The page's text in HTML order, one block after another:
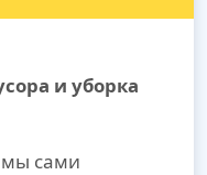
и уборка
мы сами